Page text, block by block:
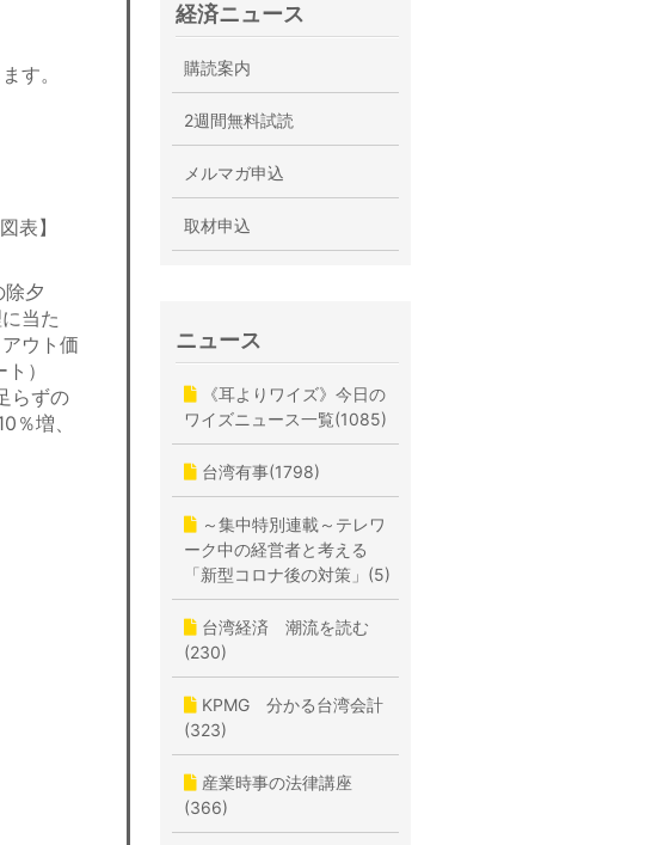
す。
表】
夕
当た
ウト価
）
らずの
％増、
経済ニュース
購読案内
2週間無料試読
メルマガ申込
取材申込
ニュース
《耳よりワイズ》今日の
ワイズニュース一覧(1085)
台湾有事(1798)
～集中特別連載～テレワ
ーク中の経営者と考える
「新型コロナ後の対策」(5)
台湾経済 潮流を読む
(230)
KPMG 分かる台湾会計
(323)
産業時事の法律講座
(366)